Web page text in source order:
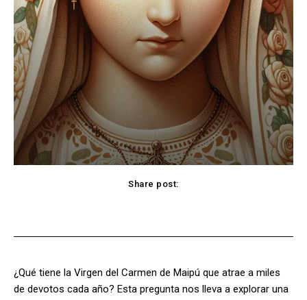
Share post:
¿Qué tiene la Virgen del Carmen de Maipú que atrae a miles
de devotos cada año? Esta pregunta nos lleva a explorar una